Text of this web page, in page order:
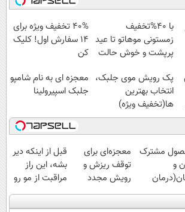
آموزش رایگان
◗پرسش‌نامه◖
با 40%تخفیف
زمستونی موهاتو تا عید
پرپشت و خوش حالت
40% تخفیف ویژه برای
14 سفارش اول! کلیک
کن
پک رویش موی جلبک،
انتخاب بهترین
ها(تخفیف ویژه)
معجزه ای به نام شامپو
جلبک اسپیرولینا
مشترک
و
ریزش مو)
معجزه‌ای برای
توقف ریزش و
رویش مجدد
موهای سالم با
تخفیف ویژه
قبل از اینکه دیر
بشه، این راز
مراقبت از مو رو
ببین...